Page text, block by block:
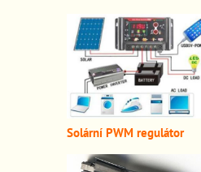
Solární PWM regulátor